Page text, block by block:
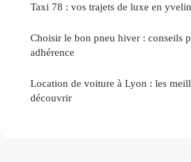
Taxi 78 : vos trajets de luxe en
Choisir le bon pneu hiver : conseils
adhérence
Location de voiture à Lyon : les
découvrir